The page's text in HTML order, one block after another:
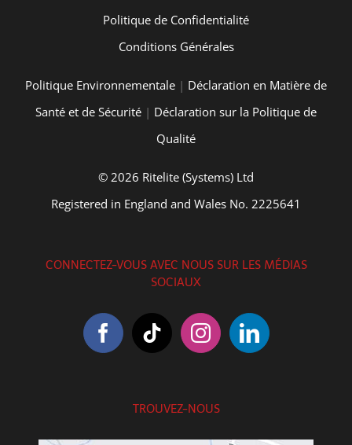
Politique de Confidentialité
Conditions Générales
Politique Environnementale | Déclaration en Matière de
Santé et de Sécurité | Déclaration sur la Politique de
Qualité
© 2026 Ritelite (Systems) Ltd
Registered in England and Wales No. 2225641
CONNECTEZ-VOUS AVEC NOUS SUR LES MÉDIAS
SOCIAUX
TROUVEZ-NOUS